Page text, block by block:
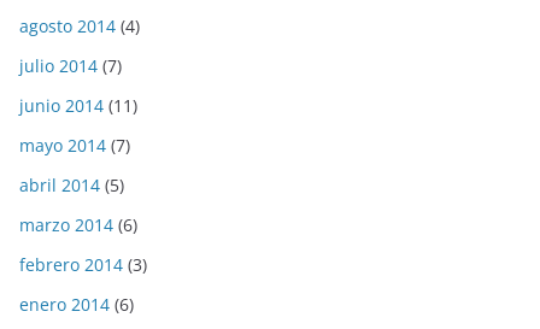
agosto 2014 (4)
julio 2014 (7)
junio 2014 (11)
mayo 2014 (7)
abril 2014 (5)
marzo 2014 (6)
febrero 2014 (3)
enero 2014 (6)